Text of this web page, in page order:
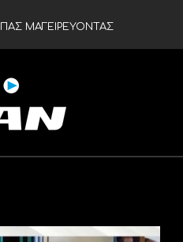
ΠΑΣ ΜΑΓΕΙΡΕΥΟΝΤΑΣ